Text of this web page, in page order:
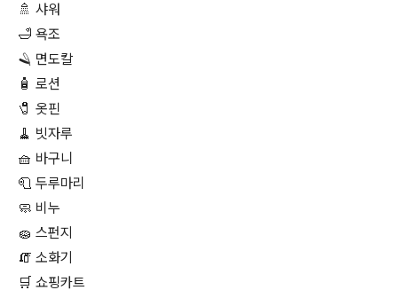
🚿 샤워
🛁 욕조
🪒 면도칼
🧴 로션
🧷 옷핀
🧹 빗자루
🧺 바구니
🧻 두루마리
🧼 비누
🧽 스펀지
🧯 소화기
🛒 쇼핑카트